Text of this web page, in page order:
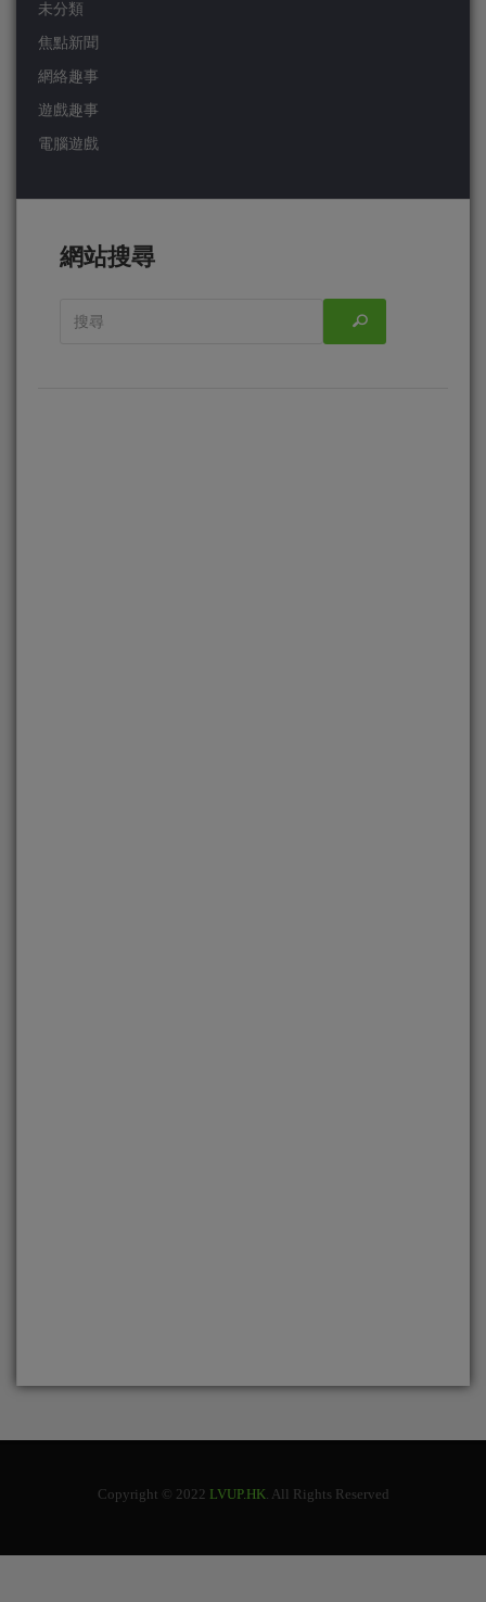
未分類
焦點新聞
網絡趣事
遊戲趣事
電腦遊戲
網站搜尋
Copyright © 2022 LVUP.HK . All Rights Reserved